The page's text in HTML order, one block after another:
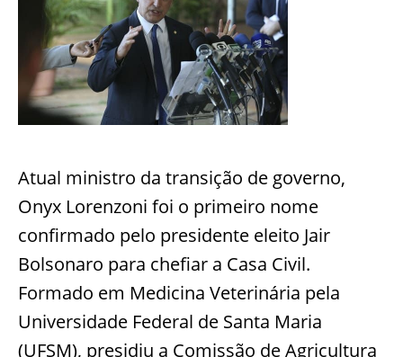
Atual ministro da transição de governo,
Onyx Lorenzoni foi o primeiro nome
confirmado pelo presidente eleito Jair
Bolsonaro para chefiar a Casa Civil.
Formado em Medicina Veterinária pela
Universidade Federal de Santa Maria
(UFSM), presidiu a Comissão de Agricultura